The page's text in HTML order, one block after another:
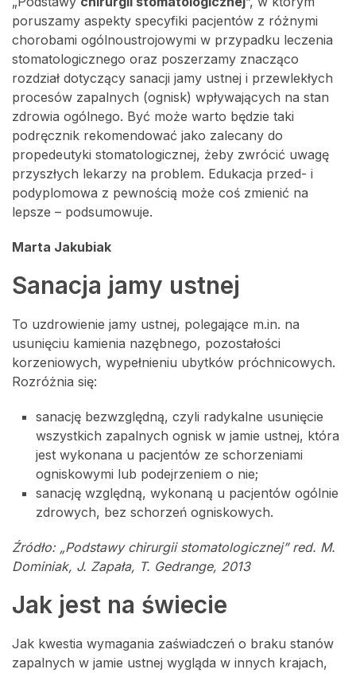
poruszamy aspekty specyfiki pacjentów z różnymi
chorobami ogólnoustrojowymi w przypadku leczenia
stomatologicznego oraz poszerzamy znacząco
rozdział dotyczący sanacji jamy ustnej i przewlekłych
procesów zapalnych (ognisk) wpływających na stan
zdrowia ogólnego. Być może warto będzie taki
podręcznik rekomendować jako zalecany do
propedeutyki stomatologicznej, żeby zwrócić uwagę
przyszłych lekarzy na problem. Edukacja przed- i
podyplomowa z pewnością może coś zmienić na
lepsze – podsumowuje.
Marta Jakubiak
Sanacja jamy ustnej
To uzdrowienie jamy ustnej, polegające m.in. na
usunięciu kamienia nazębnego, pozostałości
korzeniowych, wypełnieniu ubytków próchnicowych.
Rozróżnia się:
sanację bezwzględną, czyli radykalne usunięcie
wszystkich zapalnych ognisk w jamie ustnej, która
jest wykonana u pacjentów ze schorzeniami
ogniskowymi lub podejrzeniem o nie;
sanację względną, wykonaną u pacjentów ogólnie
zdrowych, bez schorzeń ogniskowych.
Źródło: „Podstawy chirurgii stomatologicznej” red. M.
Dominiak, J. Zapała, T. Gedrange, 2013
Jak jest na świecie
Jak kwestia wymagania zaświadczeń o braku stanów
zapalnych w jamie ustnej wygląda w innych krajach,